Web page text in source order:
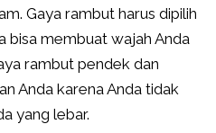
Gaya rambut harus dipilih
bisa membuat wajah Anda
rambut pendek dan
Anda karena Anda tidak
yang lebar.